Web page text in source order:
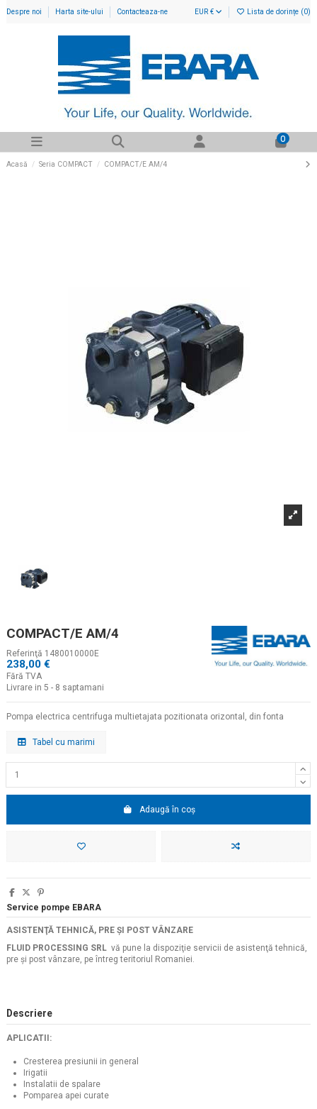
Despre noi Harta site-ului Contacteaza-ne EUR € Lista de dorințe (0)
0
Acasă Seria COMPACT COMPACT/E AM/4
COMPACT/E AM/4
Referinţă 1480010000E
238,00 €
Fără TVA
Livrare in 5 - 8 saptamani
Pompa electrica centrifuga multietajata pozitionata orizontal, din fonta
Tabel cu marimi
Adaugă în coș
Service pompe EBARA
ASISTENŢĂ TEHNICĂ, PRE ŞI POST VÂNZARE
FLUID PROCESSING SRL vă pune la dispoziţie servicii de asistenţă tehnică,
pre şi post vânzare, pe întreg teritoriul Romaniei.
Descriere
APLICATII:
Cresterea presiunii in general
Irigatii
Instalatii de spalare
Pomparea apei curate